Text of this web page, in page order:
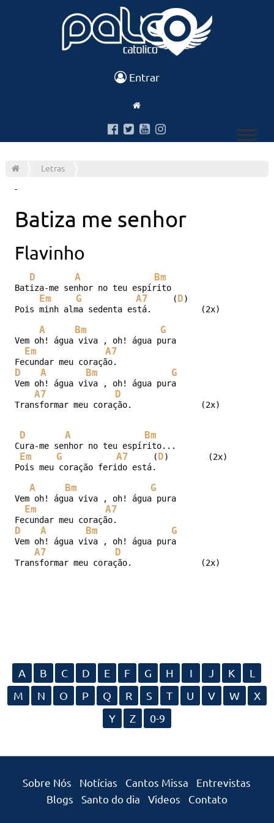
Entrar
Letras
-
Batiza me senhor
Flavinho
D A Bm
Batiza-me senhor no teu espírito
Em G A7
     (
D)
Pois minh alma sedenta está.          (2x)
A Bm G
Vem oh! água viva , oh! água pura
Em A7
D A Bm G
Vem oh! água viva , oh! água pura
A7 D
Transformar meu coração.              (2x)
D A Bm
Cura-me senhor no teu espírito...
Em G A7
     (
D)        (2x)
Pois meu coração ferido está.
A Bm G
Vem oh! água viva , oh! água pura
Em A7
D A Bm G
Vem oh! água viva , oh! água pura
A7 D
Transformar meu coração.              (2x)
A B C D E F G H I J K
L
M
N O P Q R S T U V W
X
Y
Z 0-9
Sobre Nós Notícias Cantos Missa
Entrevistas
Blogs
Santo do dia Videos Contato